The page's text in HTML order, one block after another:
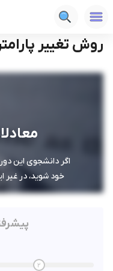
دوره ها فنی‌ومهندسی
روش تغییر
اگر دانشجوی این
خود شوید، در غیر
2